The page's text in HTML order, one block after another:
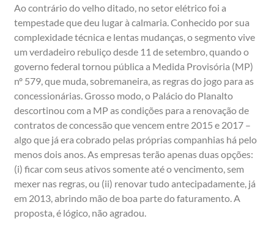
Ao contrário do velho ditado, no setor elétrico foi a
tempestade que deu lugar à calmaria. Conhecido por sua
complexidade técnica e lentas mudanças, o segmento vive
um verdadeiro rebuliço desde 11 de setembro, quando o
governo federal tornou pública a Medida Provisória (MP)
nº 579, que muda, sobremaneira, as regras do jogo para as
concessionárias. Grosso modo, o Palácio do Planalto
descortinou com a MP as condições para a renovação de
contratos de concessão que vencem entre 2015 e 2017 –
algo que já era cobrado pelas próprias companhias há pelo
menos dois anos. As empresas terão apenas duas opções:
(i) ficar com seus ativos somente até o vencimento, sem
mexer nas regras, ou (ii) renovar tudo antecipadamente, já
em 2013, abrindo mão de boa parte do faturamento. A
proposta, é lógico, não agradou.